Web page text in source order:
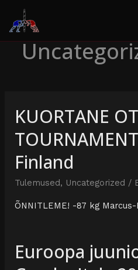
KUORTANE
Finland
Tulemused, Uncategorized /
ÕNNITLEME! -87 kg
Euroopa